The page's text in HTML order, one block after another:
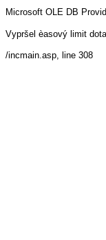
Microsoft OLE DB
Vypršel èasový limit
/incmain.asp, line 308